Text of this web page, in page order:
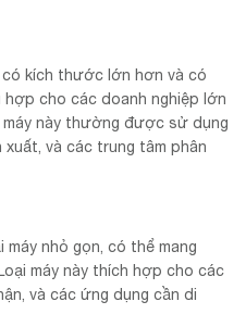
có kích thước lớn hơn và có
cho các doanh nghiệp lớn
máy này thường được sử dụng
xuất, và các trung tâm phân
máy nhỏ gọn, có thể mang
máy này thích hợp cho các
và các ứng dụng cần di